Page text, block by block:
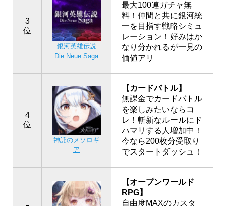
3
位
銀河英雄伝説
Die Neue Saga
最大100連ガチャ無
料！仲間と共に銀河統
一を目指す戦略シミュ
レーション！好みはか
なり分かれるが一見の
価値アリ
4
位
神託のメソロギ
ア
【カードバトル】
無課金でカードバトル
を楽しみたいならコ
レ！斬新なルールにド
ハマリする人増加中！
今なら200枚分受取り
でスタートダッシュ！
【オープンワールド
RPG】
自由度MAXのカスタ